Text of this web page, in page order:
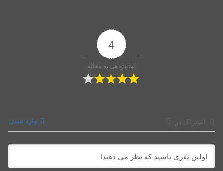
4
امتیازدهی به مقاله
اشتراک در وارد شدن